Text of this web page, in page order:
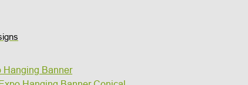
Hanging Banner